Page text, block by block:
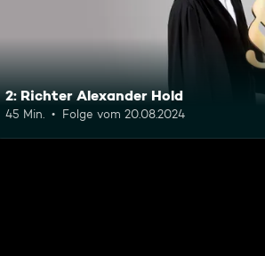
2: Richter Alexander Hold
45 Min. Folge vom 20.08.2024